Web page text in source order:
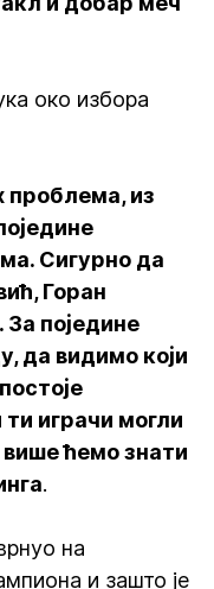
око избора
проблема, из
Сигурно да
Горан
поједине
да видимо који
играчи могли
ћемо знати
.
на
и зашто је